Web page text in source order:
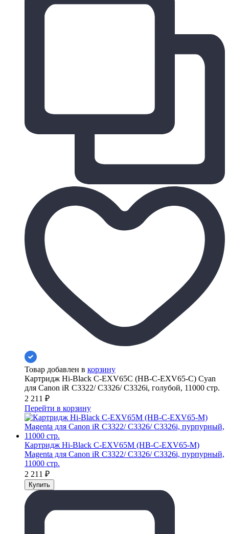
Товар добавлен в корзину
Картридж Hi-Black C-EXV65C (HB-C-EXV65-C) Cyan
для Canon iR C3322/ C3326/ C3326i, голубой, 11000 стр.
2 211 ₽
Перейти в корзину
Картридж Hi-Black C-EXV65M (HB-C-EXV65-M)
Magenta для Canon iR C3322/ C3326/ C3326i, пурпурный,
11000 стр.
2 211 ₽